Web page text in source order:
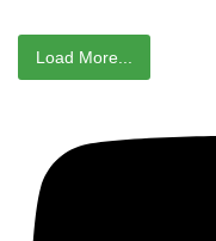
Load More...